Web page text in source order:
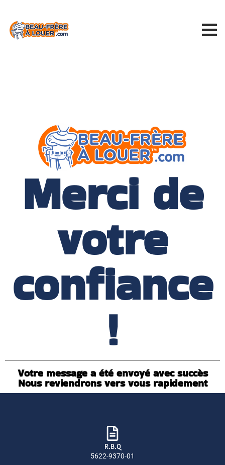
Merci de
votre
confiance
!
Votre message a été envoyé avec succès
Nous reviendrons vers vous rapidement
R.B.Q
5622-9370-01